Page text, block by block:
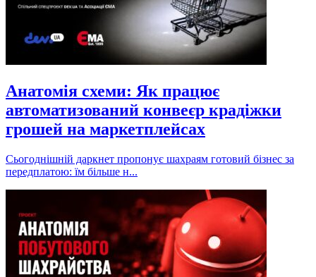
Анатомія схеми: Як працює
автоматизований конвеєр крадіжки
грошей на маркетплейсах
Сьогоднішній даркнет пропонує шахраям готовий бізнес за
передплатою: їм більше н...